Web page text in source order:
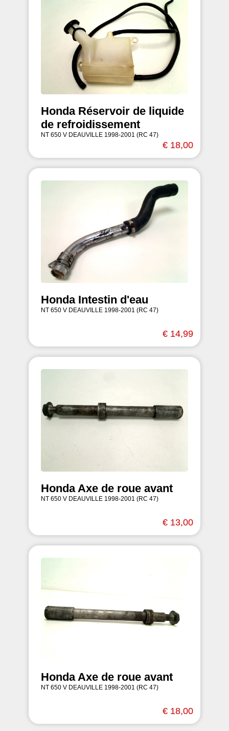
Honda Réservoir de liquide
de refroidissement
NT 650 V DEAUVILLE 1998-2001 (RC 47)
€ 18,00
Honda Intestin d'eau
NT 650 V DEAUVILLE 1998-2001 (RC 47)
€ 14,99
Honda Axe de roue avant
NT 650 V DEAUVILLE 1998-2001 (RC 47)
€ 13,00
Honda Axe de roue avant
NT 650 V DEAUVILLE 1998-2001 (RC 47)
€ 18,00